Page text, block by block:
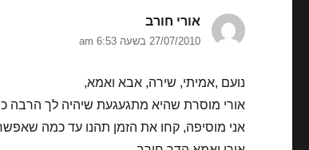
אורי חורב
27/07/2010 בשעה 6:53 am
נועם ,אמיתי, שירה, אבא ואמא,
אורי מוסרת שהיא מתגעגעת שיהיה לך הרבה
אני מוסיפה, קחו את הזמן תהנו עד כמה